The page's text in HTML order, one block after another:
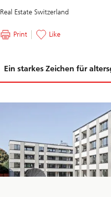
Real Estate Switzerland
Print Like
Ein starkes Zeichen für
1-